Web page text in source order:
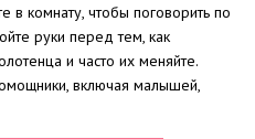
в комнату, чтобы поговорить по
руки перед тем, как
и часто их меняйте.
включая малышей,